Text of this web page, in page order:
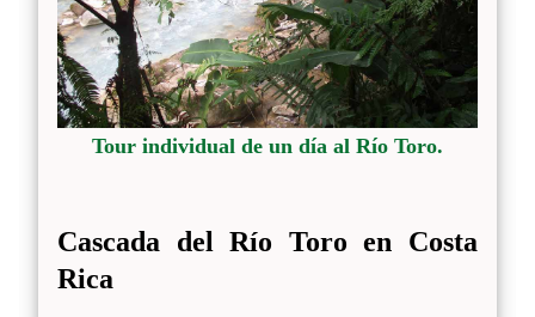
Tour individual de un día al Río Toro.
Cascada del Río Toro en Costa
Rica